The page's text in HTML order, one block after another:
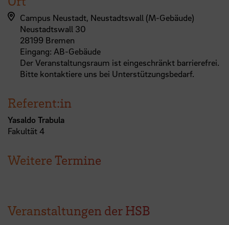
Campus Neustadt, Neustadtswall (M-Gebäude)
Neustadtswall 30
28199 Bremen
Eingang: AB-Gebäude
Der Veranstaltungsraum ist eingeschränkt barrierefrei.
Bitte kontaktiere uns bei Unterstützungsbedarf.
Referent:in
Yasaldo Trabula
Fakultät 4
Weitere Termine
Veranstaltungen der HSB